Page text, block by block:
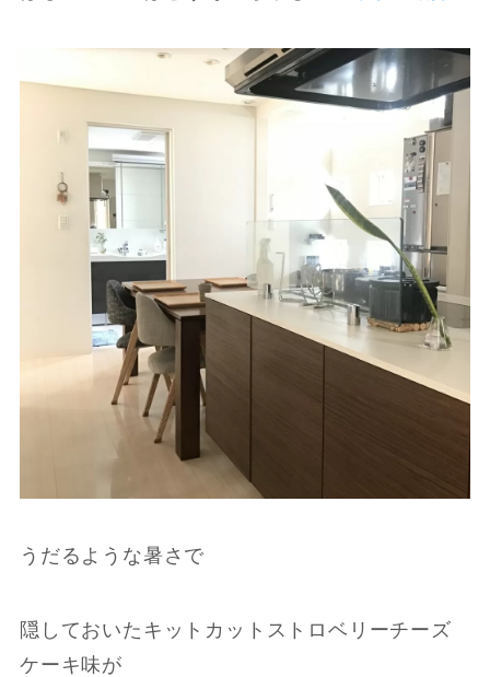
うだるような暑さで
隠しておいたキットカットストロベリーチーズ
ケーキ味が